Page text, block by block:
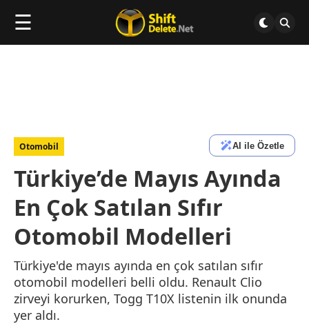
☰
Otomobil AI ile Özetle
Türkiye’de Mayıs Ayında
En Çok Satılan Sıfır
Otomobil Modelleri
Türkiye'de mayıs ayında en çok satılan sıfır
otomobil modelleri belli oldu. Renault Clio
zirveyi korurken, Togg T10X listenin ilk onunda
yer aldı.